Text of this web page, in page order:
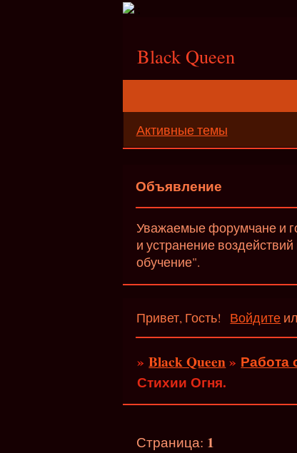
Black Queen
Активные темы
Объявление
Уважаемые форумчане и
и устранение
обучение".
Привет, Гость! Войдите
»Black Queen» Работа
Стихии Огня.
Страница: 1